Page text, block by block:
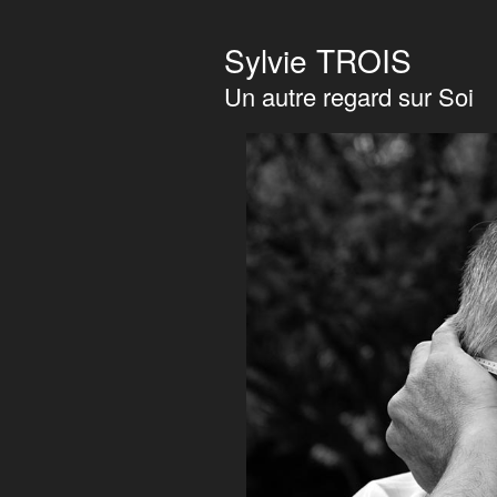
Sylvie TROIS
Un autre regard sur Soi